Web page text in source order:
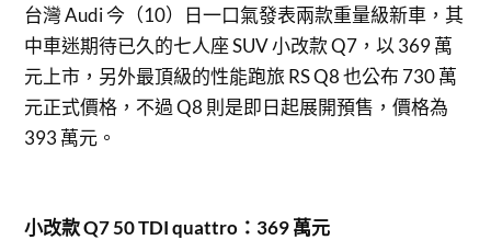
台灣 Audi 今（10）日一口氣發表兩款重量級新車，其
中車迷期待已久的七人座 SUV 小改款 Q7，以 369 萬
元上市，另外最頂級的性能跑旅 RS Q8 也公布 730 萬
元正式價格，不過 Q8 則是即日起展開預售，價格為
393 萬元。
小改款 Q7 50 TDI quattro：369 萬元